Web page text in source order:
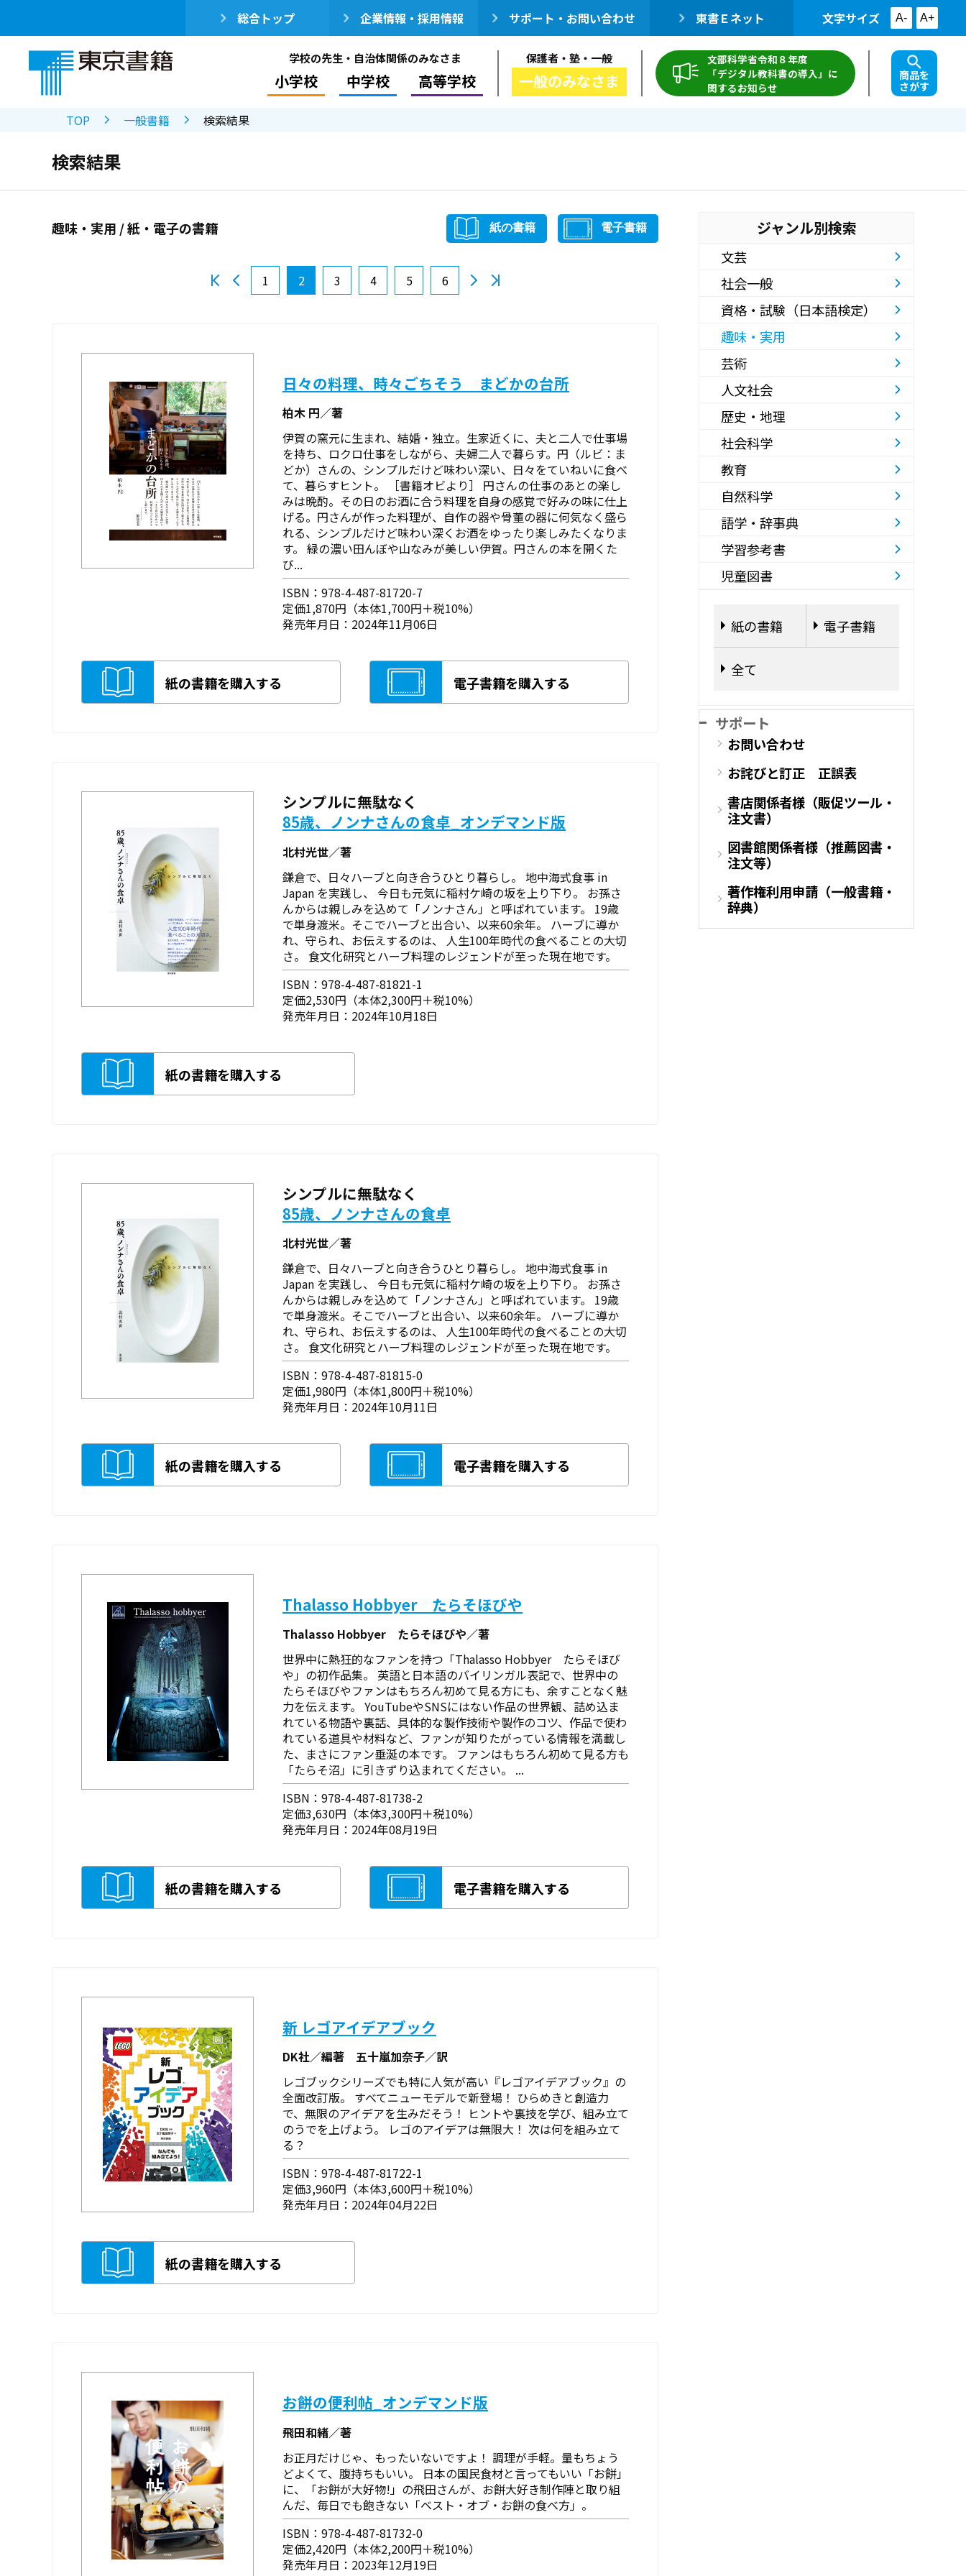
総合トップ 企業情報・採用情報 サポート・お問い合わせ 東書Ｅネット 文字サイズ A- A+
学校の先生・自治体関係のみなさま
小学校 中学校 高等学校
保護者・塾・一般
一般のみなさま
文部科学省令和８年度
「デジタル教科書の導入」に
関するお知らせ
商品を
さがす
TOP 一般書籍 検索結果
検索結果
趣味・実用 / 紙・電子の書籍 紙の書籍 電子書籍
1 2 3 4 5 6
日々の料理、時々ごちそう まどかの台所
柏木 円／著
伊賀の窯元に生まれ、結婚・独立。生家近くに、夫と二人で仕事場
を持ち、ロクロ仕事をしながら、夫婦二人で暮らす。円（ルビ：ま
どか）さんの、シンプルだけど味わい深い、日々をていねいに食べ
て、暮らすヒント。 ［書籍オビより］ 円さんの仕事のあとの楽し
みは晩酌。その日のお酒に合う料理を自身の感覚で好みの味に仕上
げる。円さんが作った料理が、自作の器や骨董の器に何気なく盛ら
れる、シンプルだけど味わい深くお酒をゆったり楽しみたくなりま
す。 緑の濃い田んぼや山なみが美しい伊賀。円さんの本を開くた
び...
ISBN：978-4-487-81720-7
定価1,870円（本体1,700円＋税10%）
発売年月日：2024年11月06日
紙の書籍を購入する 電子書籍を購入する
シンプルに無駄なく
85歳、ノンナさんの食卓_オンデマンド版
北村光世／著
鎌倉で、日々ハーブと向き合うひとり暮らし。 地中海式食事 in
Japan を実践し、 今日も元気に稲村ケ崎の坂を上り下り――。 お孫さ
んからは親しみを込めて「ノンナさん」と呼ばれています。 19歳
で単身渡米。そこでハーブと出合い、以来60余年。 ハーブに導か
れ、守られ、お伝えするのは、 人生100年時代の食べることの大切
さ。 食文化研究とハーブ料理のレジェンドが至った現在地です。
ISBN：978-4-487-81821-1
定価2,530円（本体2,300円＋税10%）
発売年月日：2024年10月18日
紙の書籍を購入する
シンプルに無駄なく
85歳、ノンナさんの食卓
北村光世／著
鎌倉で、日々ハーブと向き合うひとり暮らし。 地中海式食事 in
Japan を実践し、 今日も元気に稲村ケ崎の坂を上り下り――。 お孫さ
んからは親しみを込めて「ノンナさん」と呼ばれています。 19歳
で単身渡米。そこでハーブと出合い、以来60余年。 ハーブに導か
れ、守られ、お伝えするのは、 人生100年時代の食べることの大切
さ。 食文化研究とハーブ料理のレジェンドが至った現在地です。
ISBN：978-4-487-81815-0
定価1,980円（本体1,800円＋税10%）
発売年月日：2024年10月11日
紙の書籍を購入する 電子書籍を購入する
Thalasso Hobbyer たらそほびや
Thalasso Hobbyer たらそほびや／著
世界中に熱狂的なファンを持つ「Thalasso Hobbyer たらそほび
や」の初作品集。 英語と日本語のバイリンガル表記で、世界中の
たらそほびやファンはもちろん初めて見る方にも、余すことなく魅
力を伝えます。 YouTubeやSNSにはない作品の世界観、詰め込ま
れている物語や裏話、具体的な製作技術や製作のコツ、作品で使わ
れている道具や材料など、ファンが知りたがっている情報を満載し
た、まさにファン垂涎の本です。 ファンはもちろん初めて見る方も
「たらそ沼」に引きずり込まれてください。 ...
ISBN：978-4-487-81738-2
定価3,630円（本体3,300円＋税10%）
発売年月日：2024年08月19日
紙の書籍を購入する 電子書籍を購入する
新 レゴアイデアブック
DK社／編著 五十嵐加奈子／訳
レゴブックシリーズでも特に人気が高い『レゴアイデアブック』の
全面改訂版。 すべてニューモデルで新登場！ ひらめきと創造力
で、無限のアイデアを生みだそう！ ヒントや裏技を学び、組み立て
のうでを上げよう。 レゴのアイデアは無限大！ 次は何を組み立て
る？
ISBN：978-4-487-81722-1
定価3,960円（本体3,600円＋税10%）
発売年月日：2024年04月22日
紙の書籍を購入する
お餅の便利帖_オンデマンド版
飛田和緒／著
お正月だけじゃ、もったいないですよ！ 調理が手軽。量もちょう
どよくて、腹持ちもいい。 日本の国民食材と言ってもいい「お餅」
に、「お餅が大好物!」の飛田さんが、お餅大好き制作陣と取り組
んだ、毎日でも飽きない「ベスト・オブ・お餅の食べ方」。
ISBN：978-4-487-81732-0
定価2,420円（本体2,200円＋税10%）
発売年月日：2023年12月19日
ジャンル別検索
文芸
社会一般
資格・試験（日本語検定）
趣味・実用
芸術
人文社会
歴史・地理
社会科学
教育
自然科学
語学・辞事典
学習参考書
児童図書
紙の書籍 電子書籍
全て
サポート
お問い合わせ
お詫びと訂正 正誤表
書店関係者様（販促ツール・
注文書）
図書館関係者様（推薦図書・
注文等）
著作権利用申請（一般書籍・
辞典）